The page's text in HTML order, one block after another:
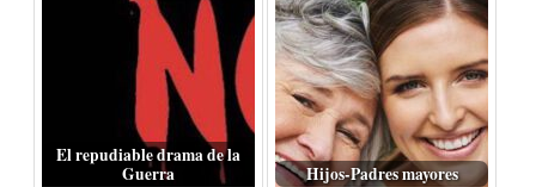
El repudiable drama de la
Guerra
Hijos-Padres mayores